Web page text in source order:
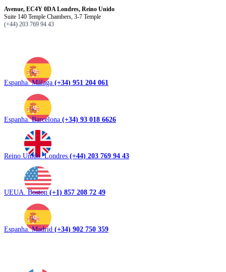
Avenue, EC4Y 0DA Londres, Reino Unido
Suite 140 Temple Chambers, 3-7 Temple
(+44) 203 769 94 43
Espanha. Málaga (+34) 951 204 061
Espanha. Barcelona (+34) 93 018 6626
Reino Unido. Londres (+44) 203 769 94 43
UEUA. Boston(+1) 857 208 72 49
Espanha. Madrid (+34) 902 750 359